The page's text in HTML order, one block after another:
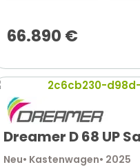
66.890 €
Dreamer D 68 UP
Neu• Kastenwagen• 2025